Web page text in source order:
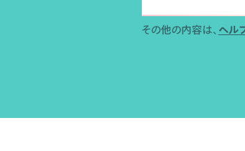
その他の内容は、 ヘル